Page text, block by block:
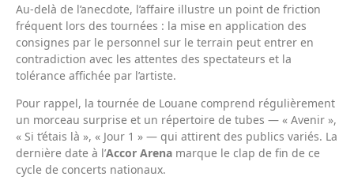
Au-delà de l’anecdote, l’affaire illustre un point de friction
fréquent lors des tournées : la mise en application des
consignes par le personnel sur le terrain peut entrer en
contradiction avec les attentes des spectateurs et la
tolérance affichée par l’artiste.
Pour rappel, la tournée de Louane comprend régulièrement
un morceau surprise et un répertoire de tubes — « Avenir »,
« Si t’étais là », « Jour 1 » — qui attirent des publics variés. La
dernière date à l’Accor Arena marque le clap de fin de ce
cycle de concerts nationaux.